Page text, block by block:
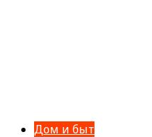
Дом и быт